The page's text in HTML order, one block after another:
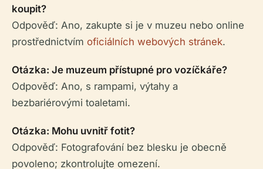
koupit?
Odpověď: Ano, zakupte si je v muzeu nebo online
prostřednictvím oficiálních webových stránek.
Otázka: Je muzeum přístupné pro vozíčkáře?
Odpověď: Ano, s rampami, výtahy a
bezbariérovými toaletami.
Otázka: Mohu uvnitř fotit?
Odpověď: Fotografování bez blesku je obecně
povoleno; zkontrolujte omezení.